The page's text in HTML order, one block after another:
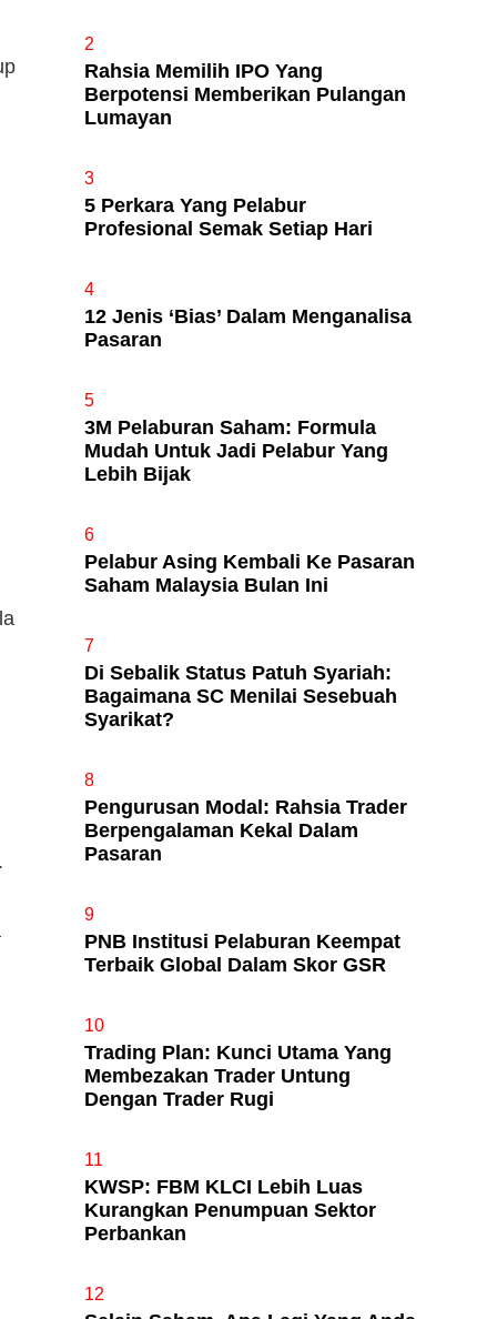
2
Rahsia Memilih IPO Yang
Berpotensi Memberikan Pulangan
Lumayan
3
5 Perkara Yang Pelabur
Profesional Semak Setiap Hari
4
12 Jenis ‘Bias’ Dalam Menganalisa
Pasaran
5
3M Pelaburan Saham: Formula
Mudah Untuk Jadi Pelabur Yang
Lebih Bijak
6
Pelabur Asing Kembali Ke Pasaran
Saham Malaysia Bulan Ini
7
Di Sebalik Status Patuh Syariah:
Bagaimana SC Menilai Sesebuah
Syarikat?
8
Pengurusan Modal: Rahsia Trader
Berpengalaman Kekal Dalam
Pasaran
9
PNB Institusi Pelaburan Keempat
Terbaik Global Dalam Skor GSR
10
Trading Plan: Kunci Utama Yang
Membezakan Trader Untung
Dengan Trader Rugi
11
KWSP: FBM KLCI Lebih Luas
Kurangkan Penumpuan Sektor
Perbankan
12